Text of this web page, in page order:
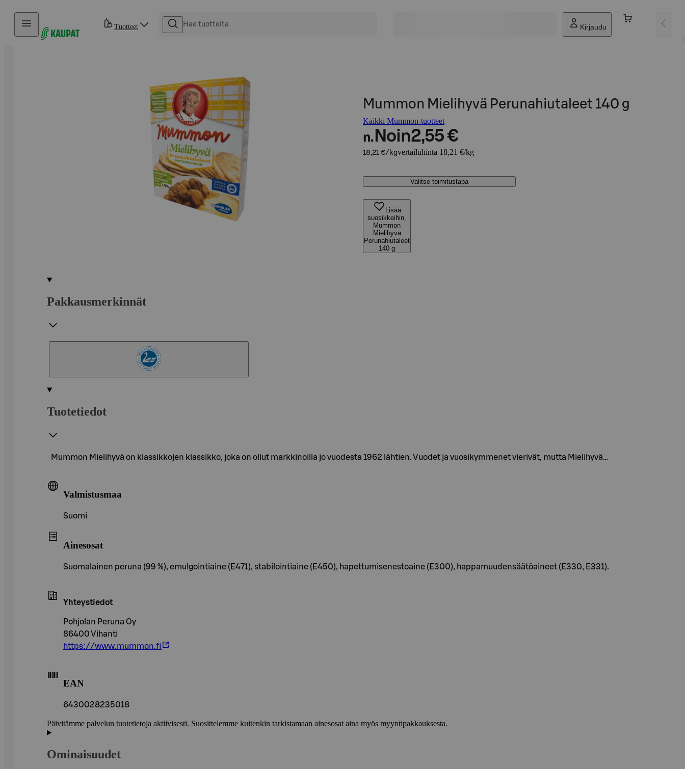
Hyppää sisältöön
Tuotteet Kirjaudu
Mummon Mielihyvä Perunahiutaleet 140 g
Kaikki Mummon-tuotteet
n. Noin2,55 €
18,21 €/kgvertailuhinta 18,21 €/kg
Valitse toimitustapa
Lisää
suosikkeihin,
Mummon
Mielihyvä
Perunahiutaleet
140 g
Pakkausmerkinnät
Tuotetiedot
Mummon Mielihyvä on klassikkojen klassikko, joka on ollut markkinoilla jo vuodesta 1962 lähtien. Vuodet ja vuosikymmenet vierivät, mutta Mielihyvä…
Valmistusmaa
Suomi
Ainesosat
Suomalainen peruna (99 %), emulgointiaine (E471), stabilointiaine (E450), hapettumisenestoaine (E300), happamuudensäätöaineet (E330, E331).
Yhteystiedot
Pohjolan Peruna Oy
86400 Vihanti
https://www.mummon.fi
EAN
6430028235018
Päivitämme palvelun tuotetietoja aktiivisesti. Suosittelemme kuitenkin tarkistamaan ainesosat aina myös myyntipakkauksesta.
Ominaisuudet